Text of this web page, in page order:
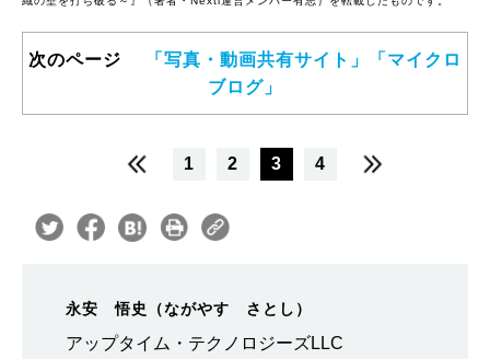
次のページ
「写真・動画共有サイト」「マイクロ
ブログ」
1 2 3 4
永安 悟史（ながやす さとし）
アップタイム・テクノロジーズLLC